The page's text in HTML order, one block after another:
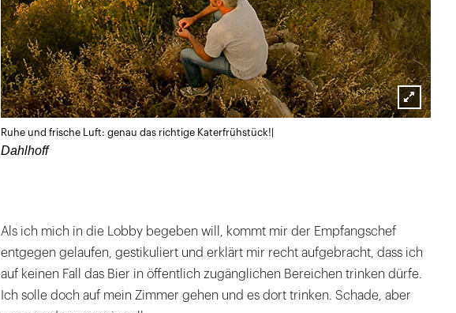
Lightbox
Ruhe und frische Luft: genau das richtige Katerfrühstück!|
Dahlhoff
Als ich mich in die Lobby begeben will, kommt mir der Empfangschef
entgegen gelaufen, gestikuliert und erklärt mir recht aufgebracht, dass ich
auf keinen Fall das Bier in öffentlich zugänglichen Bereichen trinken dürfe.
Ich solle doch auf mein Zimmer gehen und es dort trinken. Schade, aber